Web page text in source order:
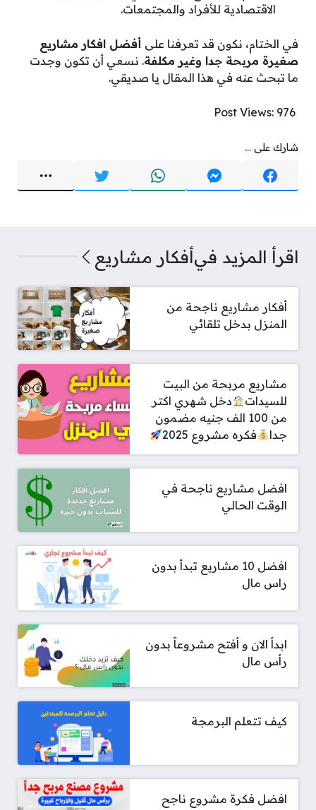
الاقتصادية للأفراد والمجتمعات.
في الختام، نكون قد تعرفنا على أفضل افكار مشاريع
صغيرة مربحة جدا وغير مكلفة. نسعي أن تكون وجدت
ما تبحث عنه في هذا المقال يا صديقي.
Post Views: 976
شارك على ...
اقرأ المزيد فيأفكار مشاريع
أفكار مشاريع ناجحة من
المنزل بدخل تلقائي
مشاريع مربحة من البيت
للسيدات
دخل شهري اكتر
من 100 الف جنيه مضمون
جدا
فكره مشروع 2025
افضل مشاريع ناجحة في
الوقت الحالي
افضل 10 مشاريع تبدأ بدون
راس مال
ابدأ الان و أفتح مشروعاً بدون
رأس مال
كيف تتعلم البرمجة
افضل فكرة مشروع ناجح